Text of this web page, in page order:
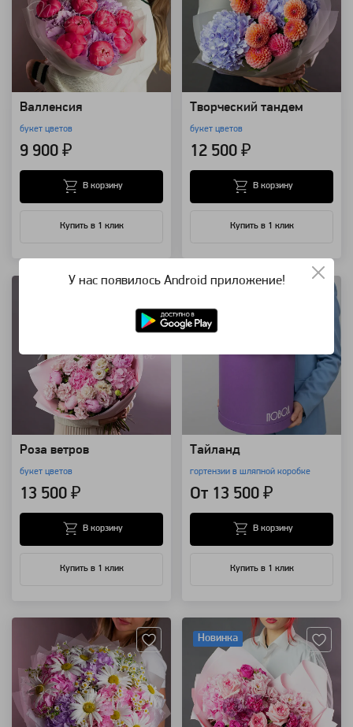
Валленсия
букет цветов
9 900 ₽
Купить в 1 клик
В корзину
Творческий тандем
букет цветов
12 500 ₽
Купить в 1 клик
В корзину
Артикул: 81988
Роза ветров
букет цветов
13 500 ₽
Купить в 1 клик
В корзину
Артикул: 205
Тайланд
гортензии в шляпной коробке
От 13 500 ₽
Купить в 1 клик
В корзину
Новинка
У нас появилось Android приложение!